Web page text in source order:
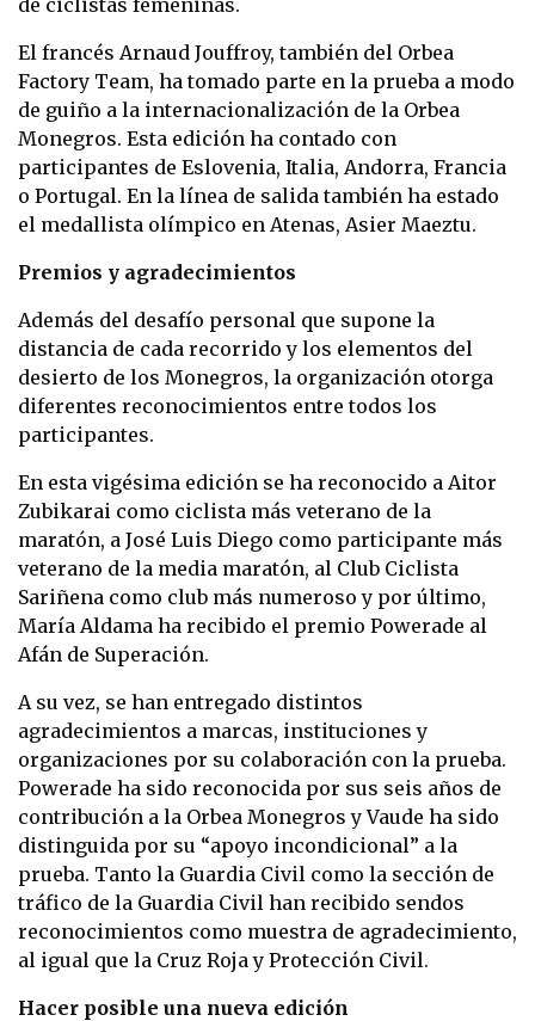
El francés Arnaud Jouffroy, también del Orbea
Factory Team, ha tomado parte en la prueba a modo
de guiño a la internacionalización de la Orbea
Monegros. Esta edición ha contado con
participantes de Eslovenia, Italia, Andorra, Francia
o Portugal. En la línea de salida también ha estado
el medallista olímpico en Atenas, Asier Maeztu.
Premios y agradecimientos
Además del desafío personal que supone la
distancia de cada recorrido y los elementos del
desierto de los Monegros, la organización otorga
diferentes reconocimientos entre todos los
participantes.
En esta vigésima edición se ha reconocido a Aitor
Zubikarai como ciclista más veterano de la
maratón, a José Luis Diego como participante más
veterano de la media maratón, al Club Ciclista
Sariñena como club más numeroso y por último,
María Aldama ha recibido el premio Powerade al
Afán de Superación.
A su vez, se han entregado distintos
agradecimientos a marcas, instituciones y
organizaciones por su colaboración con la prueba.
Powerade ha sido reconocida por sus seis años de
contribución a la Orbea Monegros y Vaude ha sido
distinguida por su “apoyo incondicional” a la
prueba. Tanto la Guardia Civil como la sección de
tráfico de la Guardia Civil han recibido sendos
reconocimientos como muestra de agradecimiento,
al igual que la Cruz Roja y Protección Civil.
Hacer posible una nueva edición